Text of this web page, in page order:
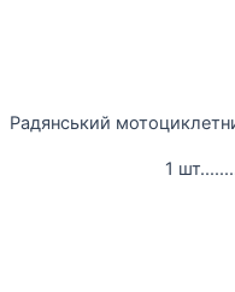
Радянський
1